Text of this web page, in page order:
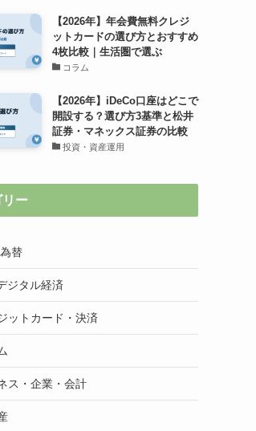
【2026年】年会費無料クレジ
ットカードの選び方とおすすめ
4枚比較｜生活圏で選ぶ
コラム
【2026年】iDeCo口座はどこで
開設する？選び方3基準と松井
証券・マネックス証券の比較
投資・資産運用
リー
替
ジタル経済
ットカード・決済
ス・企業・会計